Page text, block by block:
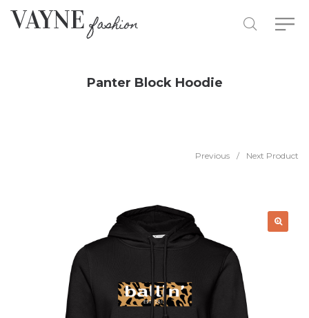
Panter Block Hoodie
Previous / Next Product